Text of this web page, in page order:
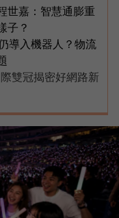
世嘉：智慧通膨重
子？
導入機器人？物流
雙冠揭密好網路新